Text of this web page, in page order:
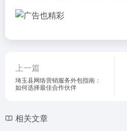
上一篇
埼玉县网络营销服务外包指南：
如何选择最佳合作伙伴
相关文章